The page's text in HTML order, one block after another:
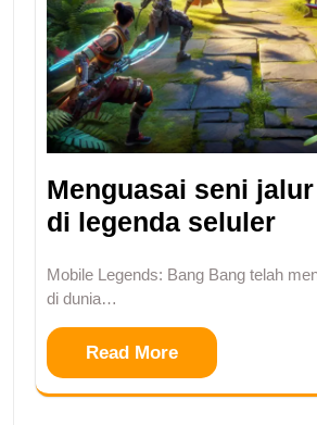
Menguasai seni
di legenda seluler
Mobile Legends: Bang Bang telah
di dunia…
Read More